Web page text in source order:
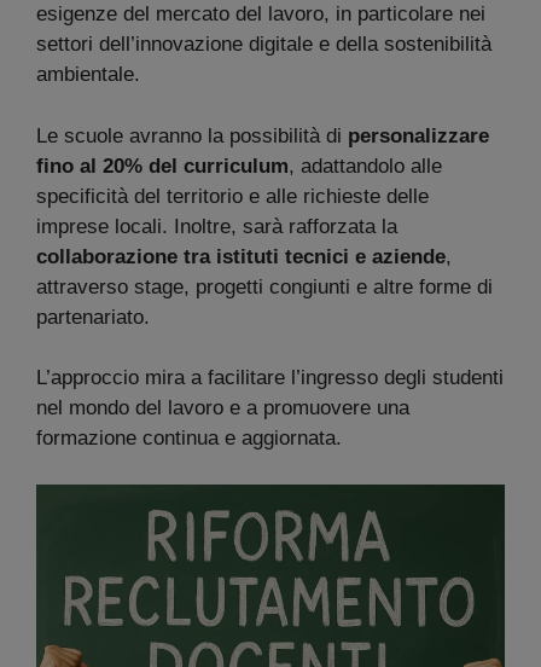
esigenze del mercato del lavoro, in particolare nei
settori dell’innovazione digitale e della sostenibilità
ambientale.
Le scuole avranno la possibilità di personalizzare
fino al 20% del curriculum, adattandolo alle
specificità del territorio e alle richieste delle
imprese locali. Inoltre, sarà rafforzata la
collaborazione tra istituti tecnici e aziende,
attraverso stage, progetti congiunti e altre forme di
partenariato.
L’approccio mira a facilitare l’ingresso degli studenti
nel mondo del lavoro e a promuovere una
formazione continua e aggiornata.